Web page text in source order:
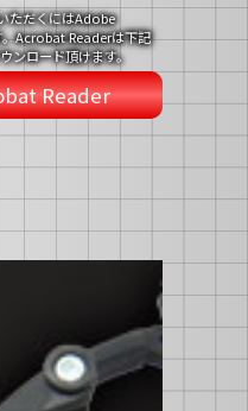
ただくにはAdobe
Acrobat Readerは下記
ンロード頂けます。
Reader